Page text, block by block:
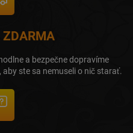
ZDARMA
a bezpečne dopravíme
ste sa nemuseli o nič starať.